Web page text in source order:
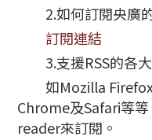
2.如何訂閱央廣的
訂閱連結
3.支援RSS的各
如Mozilla Firefox
Chrome及Safari等
reader來訂閱。